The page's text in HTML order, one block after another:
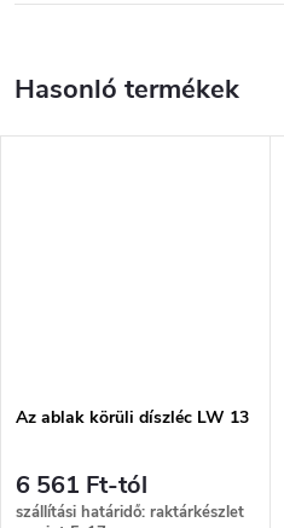
Az ablak körüli díszléc LW 13
6 561 Ft-tól
szállítási határidő: raktárkészlet